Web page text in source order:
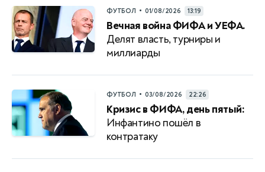
ФУТБОЛ • 01/08/2026 13:19
Вечная война ФИФА и УЕФА.
Делят власть, турниры и
миллиарды
ФУТБОЛ • 03/08/2026 22:26
Кризис в ФИФА, день пятый:
Инфантино пошёл в
контратаку